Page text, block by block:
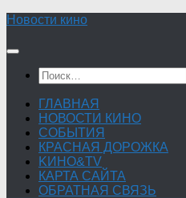
Skip
content
Новости кино
Найти:
ГЛАВНАЯ
НОВОСТИ КИНО
СОБЫТИЯ
КРАСНАЯ ДОРОЖКА
KИНО&TV
КАРТА САЙТА
ОБРАТНАЯ СВЯЗЬ